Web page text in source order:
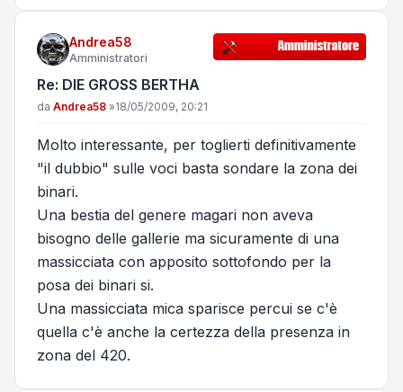
Andrea58
Amministratori
Re: DIE GROSS BERTHA
Messaggio
da Andrea58 »18/05/2009, 20:21
Molto interessante, per toglierti definitivamente
"il dubbio" sulle voci basta sondare la zona dei
binari.
Una bestia del genere magari non aveva
bisogno delle gallerie ma sicuramente di una
massicciata con apposito sottofondo per la
posa dei binari si.
Una massicciata mica sparisce percui se c'è
quella c'è anche la certezza della presenza in
zona del 420.